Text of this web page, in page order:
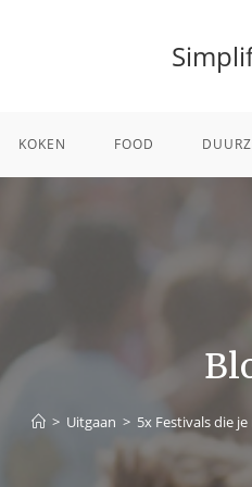
KOKEN FOOD
> Uitgaan > 5x Festivals die